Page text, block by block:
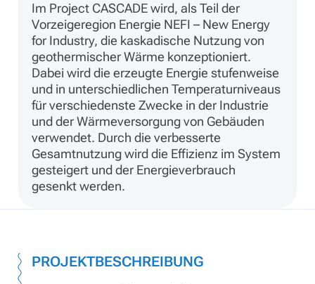
Im Project CASCADE wird, als Teil der
Vorzeigeregion Energie NEFI – New Energy
for Industry, die kaskadische Nutzung von
geothermischer Wärme konzeptioniert.
Dabei wird die erzeugte Energie stufenweise
und in unterschiedlichen Temperaturniveaus
für verschiedenste Zwecke in der Industrie
und der Wärmeversorgung von Gebäuden
verwendet. Durch die verbesserte
Gesamtnutzung wird die Effizienz im System
gesteigert und der Energieverbrauch
gesenkt werden.
PROJEKTBESCHREIBUNG